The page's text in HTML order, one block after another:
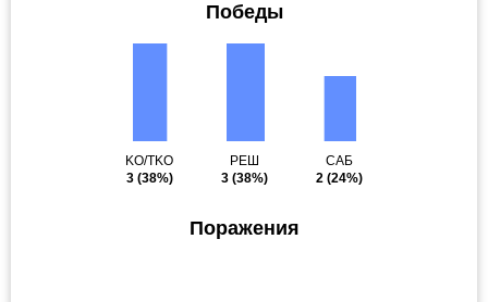
Победы
KO/TKO
3(38%)
РЕШ
3 (38%)
САБ
2 (24%)
Поражения